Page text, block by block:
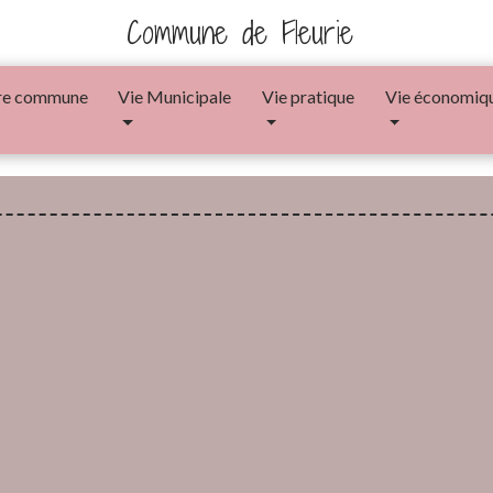
Commune de Fleurie
commune Vie Municipale Vie pratique Vie